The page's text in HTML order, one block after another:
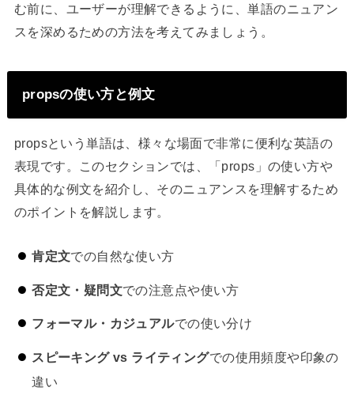
む前に、ユーザーが理解できるように、単語のニュアン
スを深めるための方法を考えてみましょう。
propsの使い方と例文
propsという単語は、様々な場面で非常に便利な英語の
表現です。このセクションでは、「props」の使い方や
具体的な例文を紹介し、そのニュアンスを理解するため
のポイントを解説します。
肯定文での自然な使い方
否定文・疑問文での注意点や使い方
フォーマル・カジュアルでの使い分け
スピーキング vs ライティングでの使用頻度や印象の
違い